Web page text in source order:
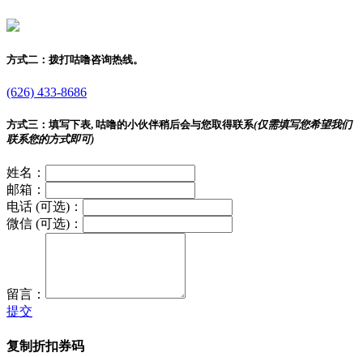
方式二： 拨打咕噜咨询热线。
(626) 433-8686
方式三： 填写下表, 咕噜的小伙伴稍后会与您取得联系(仅需填写您希望我们
联系您的方式即可)
姓名：
邮箱：
电话 (可选)：
微信 (可选)：
留言：
提交
复制折扣券码